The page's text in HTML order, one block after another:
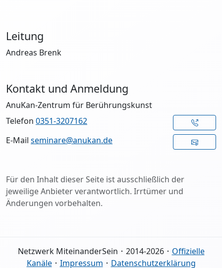
Leitung
Andreas Brenk
Kontakt und Anmeldung
AnuKan-Zentrum für Berührungskunst
Telefon 0351-3207162
E-Mail seminare@anukan.de
Für den Inhalt dieser Seite ist ausschließlich der
jeweilige Anbieter verantwortlich. Irrtümer und
Änderungen vorbehalten.
Netzwerk MiteinanderSein ･ 2014-2026 ･ Offizielle
Kanäle･ Impressum ･ Datenschutzerklärung